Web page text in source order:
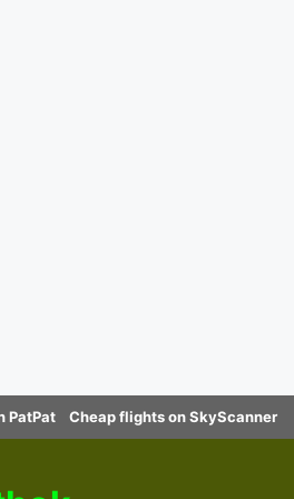
PatPat Cheap flights on SkyScanner